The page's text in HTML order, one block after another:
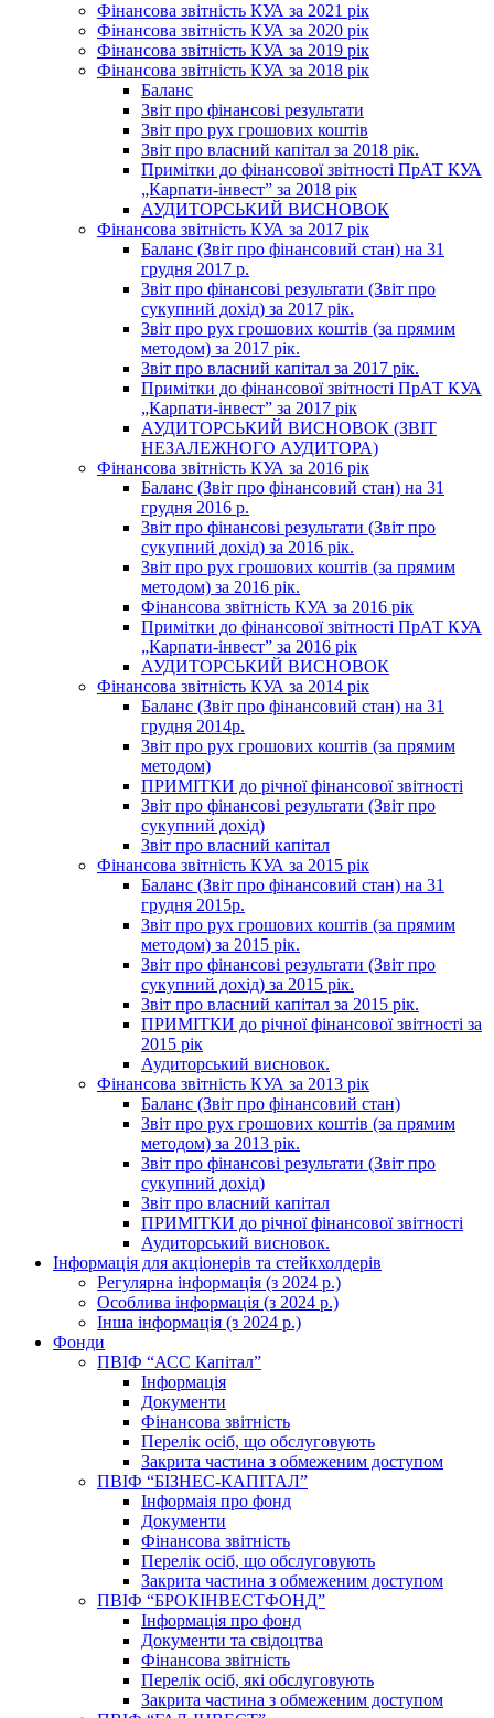
Фінансова звітність КУА за 2021 рік
Фінансова звітність КУА за 2020 рік
Фінансова звітність КУА за 2019 рік
Фінансова звітність КУА за 2018 рік
Баланс
Звіт про фінансові результати
Звіт про рух грошових коштів
Звіт про власний капітал за 2018 рік.
Примітки до фінансової звітності ПрАТ КУА
„Карпати-інвест” за 2018 рік
АУДИТОРСЬКИЙ ВИСНОВОК
Фінансова звітність КУА за 2017 рік
Баланс (Звіт про фінансовий стан) на 31
грудня 2017 р.
Звіт про фінансові результати (Звіт про
сукупний дохід) за 2017 рік.
Звіт про рух грошових коштів (за прямим
методом) за 2017 рік.
Звіт про власний капітал за 2017 рік.
Примітки до фінансової звітності ПрАТ КУА
„Карпати-інвест” за 2017 рік
АУДИТОРСЬКИЙ ВИСНОВОК (ЗВІТ
НЕЗАЛЕЖНОГО АУДИТОРА)
Фінансова звітність КУА за 2016 рік
Баланс (Звіт про фінансовий стан) на 31
грудня 2016 р.
Звіт про фінансові результати (Звіт про
сукупний дохід) за 2016 рік.
Звіт про рух грошових коштів (за прямим
методом) за 2016 рік.
Фінансова звітність КУА за 2016 рік
Примітки до фінансової звітності ПрАТ КУА
„Карпати-інвест” за 2016 рік
АУДИТОРСЬКИЙ ВИСНОВОК
Фінансова звітність КУА за 2014 рік
Баланс (Звіт про фінансовий стан) на 31
грудня 2014р.
Звіт про рух грошових коштів (за прямим
методом)
ПРИМІТКИ до річної фінансової звітності
Звіт про фінансові результати (Звіт про
сукупний дохід)
Звіт про власний капітал
Фінансова звітність КУА за 2015 рік
Баланс (Звіт про фінансовий стан) на 31
грудня 2015р.
Звіт про рух грошових коштів (за прямим
методом) за 2015 рік.
Звіт про фінансові результати (Звіт про
сукупний дохід) за 2015 рік.
Звіт про власний капітал за 2015 рік.
ПРИМІТКИ до річної фінансової звітності за
2015 рік
Аудиторський висновок.
Фінансова звітність КУА за 2013 рік
Баланс (Звіт про фінансовий стан)
Звіт про рух грошових коштів (за прямим
методом) за 2013 рік.
Звіт про фінансові результати (Звіт про
сукупний дохід)
Звіт про власний капітал
ПРИМІТКИ до річної фінансової звітності
Аудиторський висновок.
Інформація для акціонерів та стейкхолдерів
Регулярна інформація (з 2024 р.)
Особлива інформація (з 2024 р.)
Інша інформація (з 2024 р.)
Фонди
ПВІФ “АСС Капітал”
Інформація
Документи
Фінансова звітність
Перелік осіб, що обслуговують
Закрита частина з обмеженим доступом
ПВІФ “БІЗНЕС-КАПІТАЛ”
Інформаія про фонд
Документи
Фінансова звітність
Перелік осіб, що обслуговують
Закрита частина з обмеженим доступом
ПВІФ “БРОКІНВЕСТФОНД”
Інформація про фонд
Документи та свідоцтва
Фінансова звітність
Перелік осіб, які обслуговують
Закрита частина з обмеженим доступом